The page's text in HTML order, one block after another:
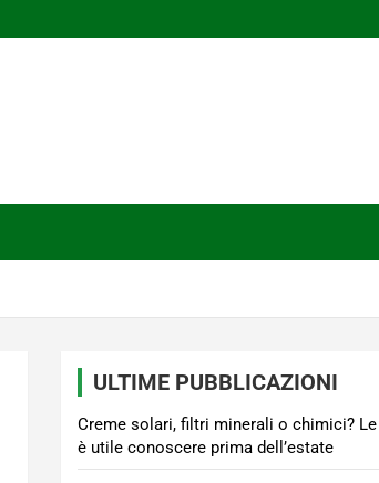
ULTIME PUBBLICAZIONI
Creme solari, filtri minerali o chimici?
è utile conoscere prima dell’estate